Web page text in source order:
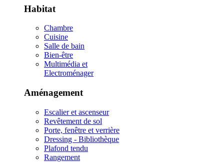
Habitat
Chambre
Cuisine
Salle de bain
Bien-être
Multimédia et
Electroménager
Aménagement
Escalier et ascenseur
Revêtement de sol
Porte, fenêtre et verrière
Dressing - Bibliothèque
Plafond tendu
Rangement